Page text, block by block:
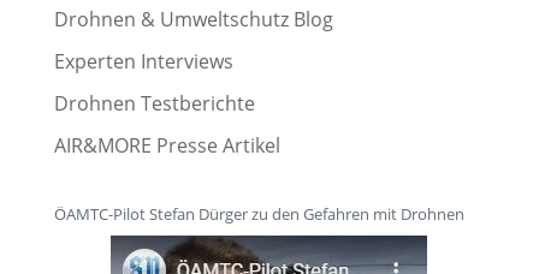
Drohnen & Umweltschutz Blog
Experten Interviews
Drohnen Testberichte
AIR&MORE Presse Artikel
ÖAMTC-Pilot Stefan Dürger zu den Gefahren mit Drohnen